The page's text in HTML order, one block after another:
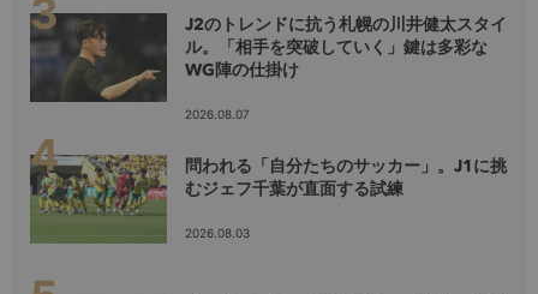
J2のトレンドに抗う札幌の川井健太スタイ
ル。「相手を突破していく」鍵は多彩な
WG陣の仕掛け
2026.08.07
問われる「自分たちのサッカー」。J1に挑
むジェフ千葉が直面する試練
2026.08.03